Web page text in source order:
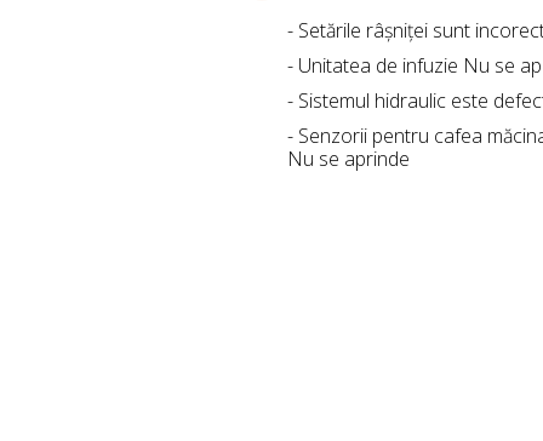
- Setările râșniței sunt
- Unitatea de infuzie Nu se
- Sistemul hidraulic este
- Senzorii pentru cafea
Nu se aprinde